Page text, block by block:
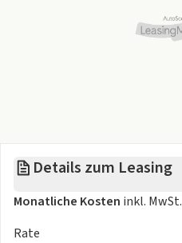
Details zum Leasing
Monatliche Kosten inkl. MwSt.
Rate